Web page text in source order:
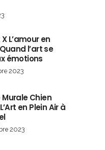
L’amour en
l’art se
émotions
2023
Murale Chien
en Plein Air à
2023